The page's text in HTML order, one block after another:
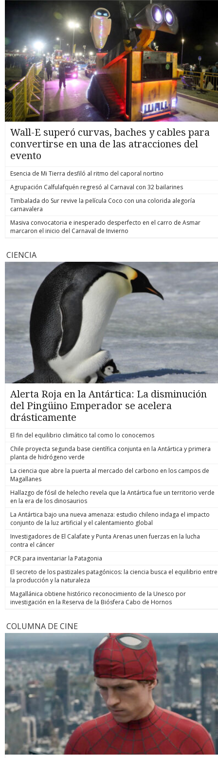
Wall-E superó curvas, baches y cables para
convertirse en una de las atracciones del
evento
Esencia de Mi Tierra desfiló al ritmo del caporal nortino
Agrupación Calfulafquén regresó al Carnaval con 32 bailarines
Timbalada do Sur revive la película Coco con una colorida alegoría
carnavalera
Masiva convocatoria e inesperado desperfecto en el carro de Asmar
marcaron el inicio del Carnaval de Invierno
CIENCIA
Alerta Roja en la Antártica: La disminución
del Pingüino Emperador se acelera
drásticamente
El fin del equilibrio climático tal como lo conocemos
Chile proyecta segunda base científica conjunta en la Antártica y primera
planta de hidrógeno verde
La ciencia que abre la puerta al mercado del carbono en los campos de
Magallanes
Hallazgo de fósil de helecho revela que la Antártica fue un territorio verde
en la era de los dinosaurios
La Antártica bajo una nueva amenaza: estudio chileno indaga el impacto
conjunto de la luz artificial y el calentamiento global
Investigadores de El Calafate y Punta Arenas unen fuerzas en la lucha
contra el cáncer
PCR para inventariar la Patagonia
El secreto de los pastizales patagónicos: la ciencia busca el equilibrio entre
la producción y la naturaleza
Magallánica obtiene histórico reconocimiento de la Unesco por
investigación en la Reserva de la Biósfera Cabo de Hornos
COLUMNA DE CINE